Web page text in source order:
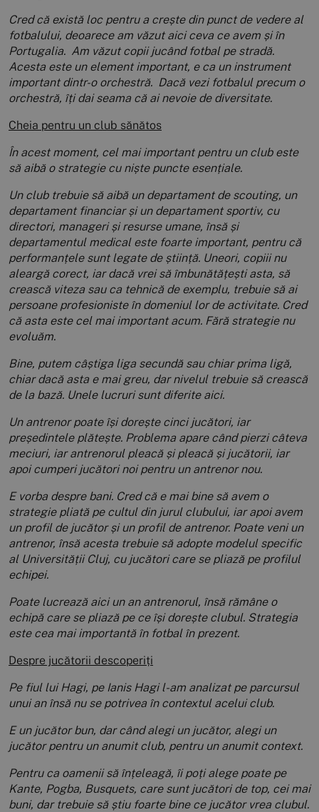
Cred că există loc pentru a crește din punct de vedere al
fotbalului, deoarece am văzut aici ceva ce avem și în
Portugalia. Am văzut copii jucând fotbal pe stradă.
Acesta este un element important, e ca un instrument
important dintr-o orchestră. Dacă vezi fotbalul precum o
orchestră, îți dai seama că ai nevoie de diversitate.
Cheia pentru un club sănătos
În acest moment, cel mai important pentru un club este
să aibă o strategie cu niște puncte esențiale.
Un club trebuie să aibă un departament de scouting, un
departament financiar și un departament sportiv, cu
directori, manageri și resurse umane, însă și
departamentul medical este foarte important, pentru că
performanțele sunt legate de știință. Uneori, copiii nu
aleargă corect, iar dacă vrei să îmbunătățești asta, să
crească viteza sau ca tehnică de exemplu, trebuie să ai
persoane profesioniste în domeniul lor de activitate. Cred
că asta este cel mai important acum. Fără strategie nu
evoluăm.
Bine, putem câștiga liga secundă sau chiar prima ligă,
chiar dacă asta e mai greu, dar nivelul trebuie să crească
de la bază. Unele lucruri sunt diferite aici.
Un antrenor poate își dorește cinci jucători, iar
președintele plătește. Problema apare când pierzi câteva
meciuri, iar antrenorul pleacă și pleacă și jucătorii, iar
apoi cumperi jucători noi pentru un antrenor nou.
E vorba despre bani. Cred că e mai bine să avem o
strategie pliată pe cultul din jurul clubului, iar apoi avem
un profil de jucător și un profil de antrenor. Poate veni un
antrenor, însă acesta trebuie să adopte modelul specific
al Universității Cluj, cu jucători care se pliază pe profilul
echipei.
Poate lucrează aici un an antrenorul, însă rămâne o
echipă care se pliază pe ce își dorește clubul. Strategia
este cea mai importantă în fotbal în prezent.
Despre jucătorii descoperiți
Pe fiul lui Hagi, pe Ianis Hagi l-am analizat pe parcursul
unui an însă nu se potrivea în contextul acelui club.
E un jucător bun, dar când alegi un jucător, alegi un
jucător pentru un anumit club, pentru un anumit context.
Pentru ca oamenii să înțeleagă, îi poți alege poate pe
Kante, Pogba, Busquets, care sunt jucători de top, cei mai
buni, dar trebuie să știu foarte bine ce jucător vrea clubul.